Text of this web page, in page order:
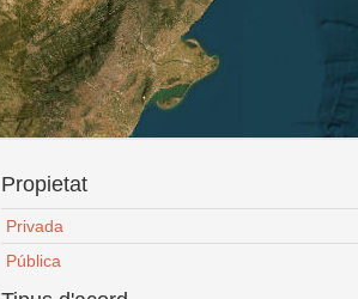
Propietat
Privada
Pública